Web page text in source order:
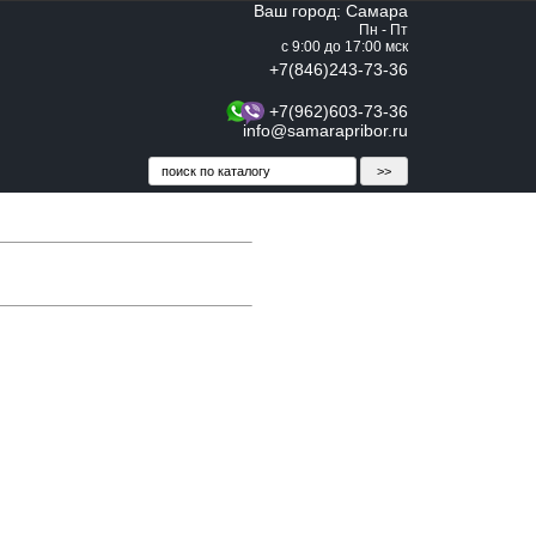
Ваш город: Самара
Пн - Пт
с 9:00 до 17:00 мск
+7(846)243-73-36
+7(962)603-73-36
info@samarapribor.ru